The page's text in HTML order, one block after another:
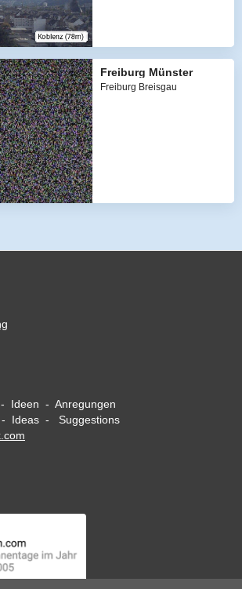
Freiburg Münster
Freiburg Breisgau
Ideen - Anregungen
Ideas - Suggestions